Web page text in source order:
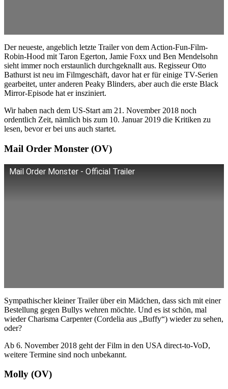
Der neueste, angeblich letzte Trailer von dem Action-Fun-Film-
Robin-Hood mit Taron Egerton, Jamie Foxx und Ben Mendelsohn
sieht immer noch erstaunlich durchgeknallt aus. Regisseur Otto
Bathurst ist neu im Filmgeschäft, davor hat er für einige TV-Serien
gearbeitet, unter anderen Peaky Blinders, aber auch die erste Black
Mirror-Episode hat er insziniert.
Wir haben nach dem US-Start am 21. November 2018 noch
ordentlich Zeit, nämlich bis zum 10. Januar 2019 die Kritiken zu
lesen, bevor er bei uns auch startet.
Mail Order Monster (OV)
Mail Order Monster - Official Trailer
Sympathischer kleiner Trailer über ein Mädchen, dass sich mit einer
Bestellung gegen Bullys wehren möchte. Und es ist schön, mal
wieder Charisma Carpenter (Cordelia aus „Buffy“) wieder zu sehen,
oder?
Ab 6. November 2018 geht der Film in den USA direct-to-VoD,
weitere Termine sind noch unbekannt.
Molly (OV)